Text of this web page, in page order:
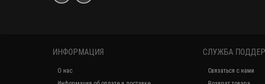
ИНФОРМАЦИЯ
О нас
СЛУЖБА
Связаться с нами